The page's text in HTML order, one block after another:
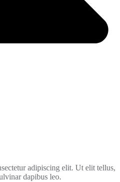
adipiscing elit. Ut elit tellus,
dapibus leo.